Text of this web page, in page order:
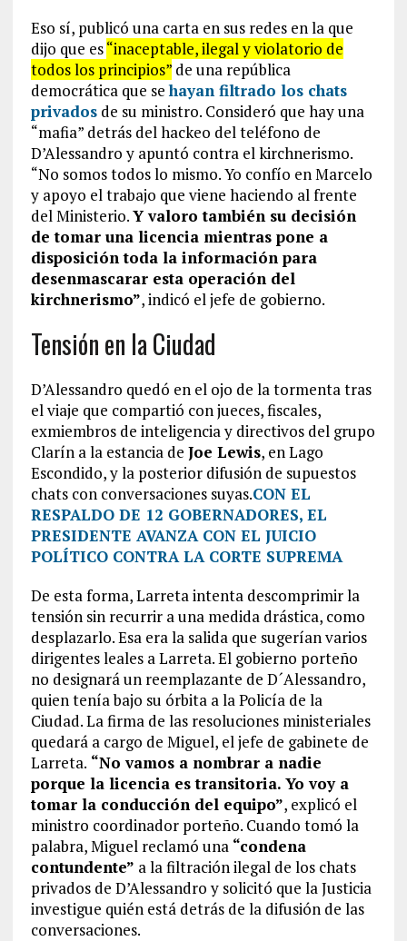
Eso sí, publicó una carta en sus redes en la que
dijo que es“inaceptable, ilegal y violatorio de
todos los principios”de una república
democrática que sehayan filtrado los chats
privadosde su ministro. Consideró que hay una
“mafia” detrás del hackeo del teléfono de
D’Alessandro y apuntó contra el kirchnerismo.
“No somos todos lo mismo. Yo confío en Marcelo
y apoyo el trabajo que viene haciendo al frente
del Ministerio.Y valoro también su decisión
de tomar una licencia mientras pone a
disposición toda la información para
desenmascarar esta operación del
kirchnerismo”, indicó el jefe de gobierno.
Tensión en la Ciudad
D’Alessandro quedó en el ojo de la tormenta tras
el viaje que compartió con jueces, fiscales,
exmiembros de inteligencia y directivos del grupo
Clarín a la estancia de Joe Lewis, en Lago
Escondido, y la posterior difusión de supuestos
chats con conversaciones suyas.CON EL
RESPALDO DE 12 GOBERNADORES, EL
PRESIDENTE AVANZA CON EL JUICIO
POLÍTICO CONTRA LA CORTE SUPREMA
De esta forma, Larreta intenta descomprimir la
tensión sin recurrir a una medida drástica, como
desplazarlo. Esa era la salida que sugerían varios
dirigentes leales a Larreta. El gobierno porteño
no designará un reemplazante de D´Alessandro,
quien tenía bajo su órbita a la Policía de la
Ciudad. La firma de las resoluciones ministeriales
quedará a cargo de Miguel, el jefe de gabinete de
Larreta. “No vamos a nombrar a nadie
porque la licencia es transitoria. Yo voy a
tomar la conducción del equipo”, explicó el
ministro coordinador porteño. Cuando tomó la
palabra, Miguel reclamó una “condena
contundente” a la filtración ilegal de los chats
privados de D’Alessandro y solicitó que la Justicia
investigue quién está detrás de la difusión de las
conversaciones.